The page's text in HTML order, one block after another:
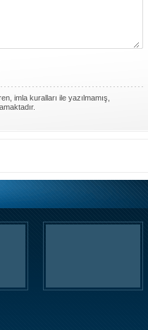
imla kuralları ile yazılmamış,